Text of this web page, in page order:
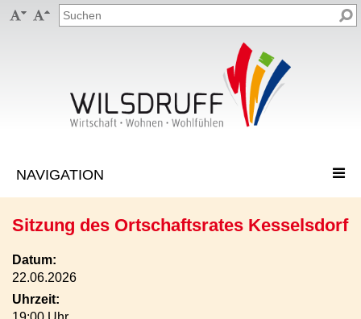
 
Sitzung des Ortschaftsrates Kesselsdorf
Datum:
22.06.2026
Uhrzeit: